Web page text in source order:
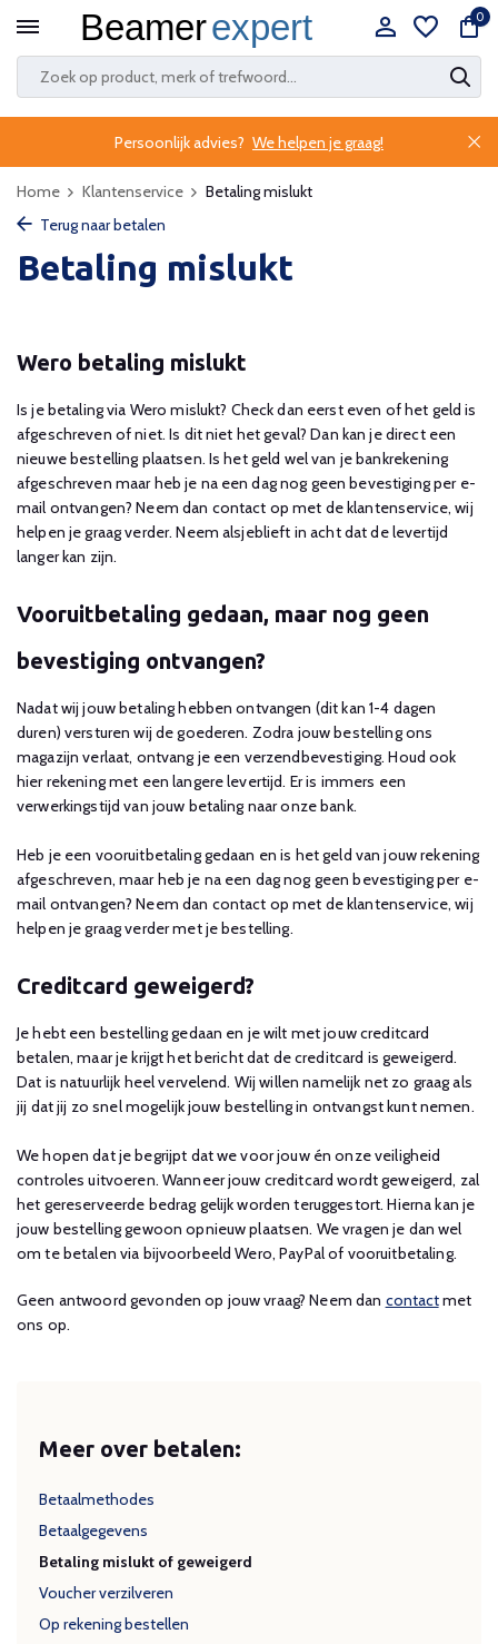
0
Persoonlijk advies? We helpen je graag!
Home Klantenservice
Betaling mislukt
Terug naar betalen
Betaling mislukt
Wero betaling mislukt
Is je betaling via Wero mislukt? Check dan eerst even of het geld is
afgeschreven of niet. Is dit niet het geval? Dan kan je direct een
nieuwe bestelling plaatsen. Is het geld wel van je bankrekening
afgeschreven maar heb je na een dag nog geen bevestiging per e-
mail ontvangen? Neem dan contact op met de klantenservice, wij
helpen je graag verder. Neem alsjeblieft in acht dat de levertijd
langer kan zijn.
Vooruitbetaling gedaan, maar nog geen
bevestiging ontvangen?
Nadat wij jouw betaling hebben ontvangen (dit kan 1-4 dagen
duren) versturen wij de goederen. Zodra jouw bestelling ons
magazijn verlaat, ontvang je een verzendbevestiging. Houd ook
hier rekening met een langere levertijd. Er is immers een
verwerkingstijd van jouw betaling naar onze bank.
Heb je een vooruitbetaling gedaan en is het geld van jouw rekening
afgeschreven, maar heb je na een dag nog geen bevestiging per e-
mail ontvangen? Neem dan contact op met de klantenservice, wij
helpen je graag verder met je bestelling.
Creditcard geweigerd?
Je hebt een bestelling gedaan en je wilt met jouw creditcard
betalen, maar je krijgt het bericht dat de creditcard is geweigerd.
Dat is natuurlijk heel vervelend. Wij willen namelijk net zo graag als
jij dat jij zo snel mogelijk jouw bestelling in ontvangst kunt nemen.
We hopen dat je begrijpt dat we voor jouw én onze veiligheid
controles uitvoeren. Wanneer jouw creditcard wordt geweigerd, zal
het gereserveerde bedrag gelijk worden teruggestort. Hierna kan je
jouw bestelling gewoon opnieuw plaatsen. We vragen je dan wel
om te betalen via bijvoorbeeld Wero, PayPal of vooruitbetaling.
Geen antwoord gevonden op jouw vraag? Neem dan contactmet
ons op.
Meer over betalen:
Betaalmethodes
Betaalgegevens
Betaling mislukt of geweigerd
Voucher verzilveren
Op rekening bestellen